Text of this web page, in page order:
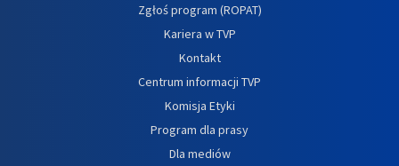
Zgłoś program (ROPAT)
Kariera w TVP
Kontakt
Centrum informacji TVP
Komisja Etyki
Program dla prasy
Dla mediów